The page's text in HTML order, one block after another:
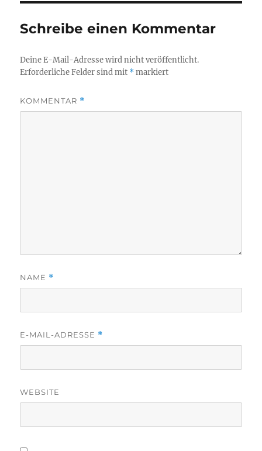
Schreibe einen Kommentar
Deine E-Mail-Adresse wird nicht veröffentlicht.
Erforderliche Felder sind mit *markiert
KOMMENTAR *
NAME *
E-MAIL-ADRESSE *
WEBSITE